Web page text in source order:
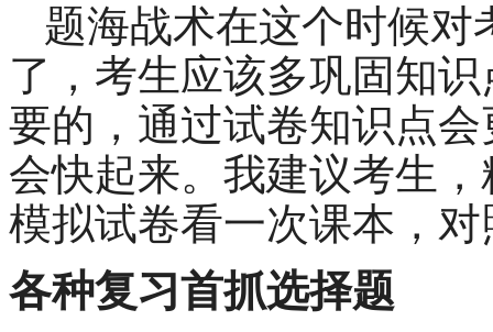
题海战术在这个时候
了，考生应该多巩固知
要的，通过试卷知识点
会快起来。我建议考生，
模拟试卷看一次课本，
各种复习首抓选择题